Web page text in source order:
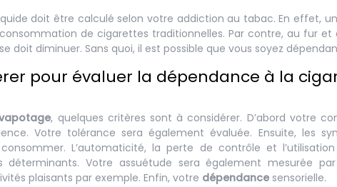
doit être calculé selon votre addiction au tabac. En effet,
de cigarettes traditionnelles. Par contre, au fur et
doit diminuer. Sans quoi, il est possible que vous soyez
pour évaluer la dépendance à la
, quelques critères sont à considérer. D’abord votre
Votre tolérance sera également évaluée. Ensuite, les
L’automaticité, la perte de contrôle et
Votre assuétude sera également mesurée
plaisants par exemple. Enfin, votre dépendance sensorielle.